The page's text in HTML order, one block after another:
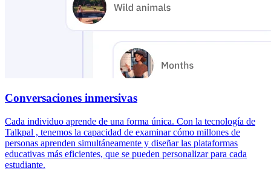
Conversaciones inmersivas
Cada individuo aprende de una forma única. Con la tecnología de
Talkpal , tenemos la capacidad de examinar cómo millones de
personas aprenden simultáneamente y diseñar las plataformas
educativas más eficientes, que se pueden personalizar para cada
estudiante.